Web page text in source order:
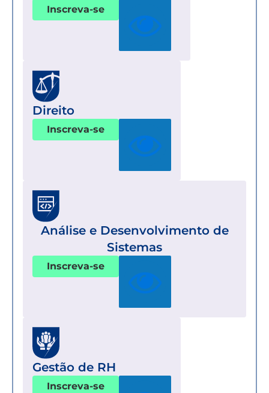
Inscreva-se
Direito
Inscreva-se
Análise e Desenvolvimento de
Sistemas
Inscreva-se
Gestão de RH
Inscreva-se